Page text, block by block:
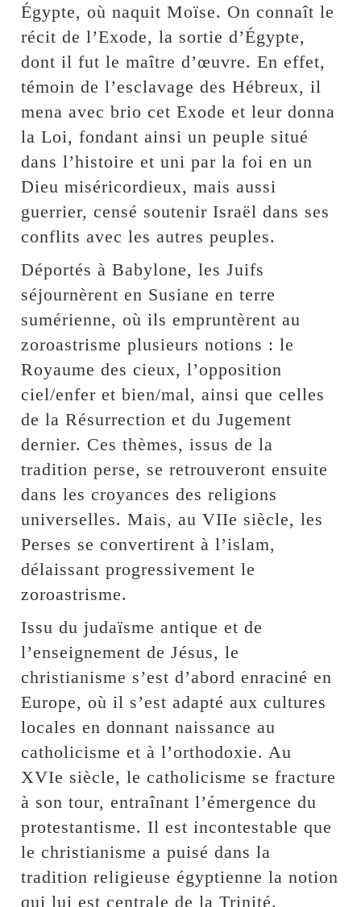
Égypte, où naquit Moïse. On connaît le
récit de l’Exode, la sortie d’Égypte,
dont il fut le maître d’œuvre. En effet,
témoin de l’esclavage des Hébreux, il
mena avec brio cet Exode et leur donna
la Loi, fondant ainsi un peuple situé
dans l’histoire et uni par la foi en un
Dieu miséricordieux, mais aussi
guerrier, censé soutenir Israël dans ses
conflits avec les autres peuples.
Déportés à Babylone, les Juifs
séjournèrent en Susiane en terre
sumérienne, où ils empruntèrent au
zoroastrisme plusieurs notions : le
Royaume des cieux, l’opposition
ciel/enfer et bien/mal, ainsi que celles
de la Résurrection et du Jugement
dernier. Ces thèmes, issus de la
tradition perse, se retrouveront ensuite
dans les croyances des religions
universelles. Mais, au VIIe siècle, les
Perses se convertirent à l’islam,
délaissant progressivement le
zoroastrisme.
Issu du judaïsme antique et de
l’enseignement de Jésus, le
christianisme s’est d’abord enraciné en
Europe, où il s’est adapté aux cultures
locales en donnant naissance au
catholicisme et à l’orthodoxie. Au
XVIe siècle, le catholicisme se fracture
à son tour, entraînant l’émergence du
protestantisme. Il est incontestable que
le christianisme a puisé dans la
tradition religieuse égyptienne la notion
qui lui est centrale de la Trinité.